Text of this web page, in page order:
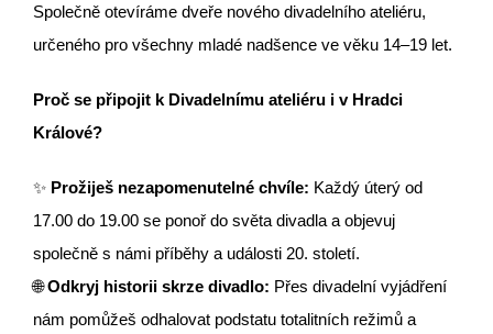
Společně otevíráme dveře nového divadelního ateliéru,
určeného pro všechny mladé nadšence ve věku 14–19 let.
Proč se připojit k Divadelnímu ateliéru i v Hradci
Králové?
✨ Prožiješ nezapomenutelné chvíle: Každý úterý od
17.00 do 19.00 se ponoř do světa divadla a objevuj
společně s námi příběhy a události 20. století.
🌐Odkryj historii skrze divadlo: Přes divadelní vyjádření
nám pomůžeš odhalovat podstatu totalitních režimů a